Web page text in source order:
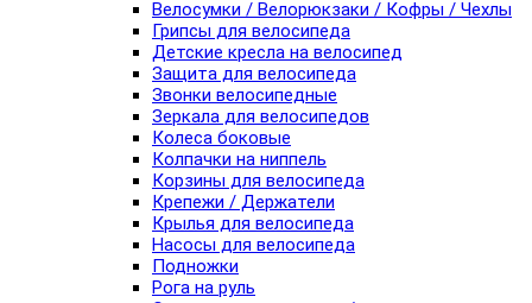
Велосумки / Велорюкзаки / Кофры / Чехлы
Грипсы для велосипеда
Детские кресла на велосипед
Защита для велосипеда
Звонки велосипедные
Зеркала для велосипедов
Колеса боковые
Колпачки на ниппель
Корзины для велосипеда
Крепежи / Держатели
Крылья для велосипеда
Насосы для велосипеда
Подножки
Рога на руль